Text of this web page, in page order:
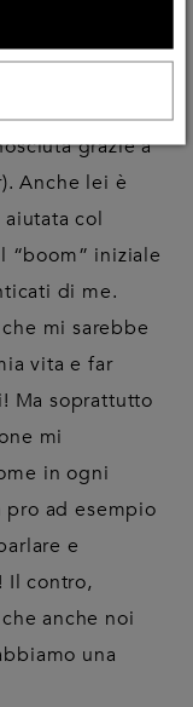
grazie a
Anche lei è
col
“boom” iniziale
di me.
mi sarebbe
vita e far
Ma soprattutto
mi
in ogni
pro ad esempio
e
Il contro,
anche noi
una